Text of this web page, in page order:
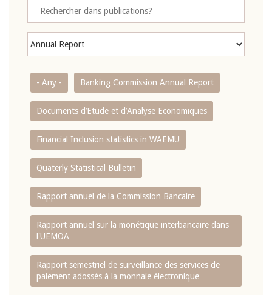
- Any - Banking Commission Annual Report
Documents d’Etude et d’Analyse Economiques
Financial Inclusion statistics in WAEMU
Quaterly Statistical Bulletin
Rapport annuel de la Commission Bancaire
Rapport annuel sur la monétique interbancaire dans
l'UEMOA
Rapport semestriel de surveillance des services de
paiement adossés à la monnaie électronique